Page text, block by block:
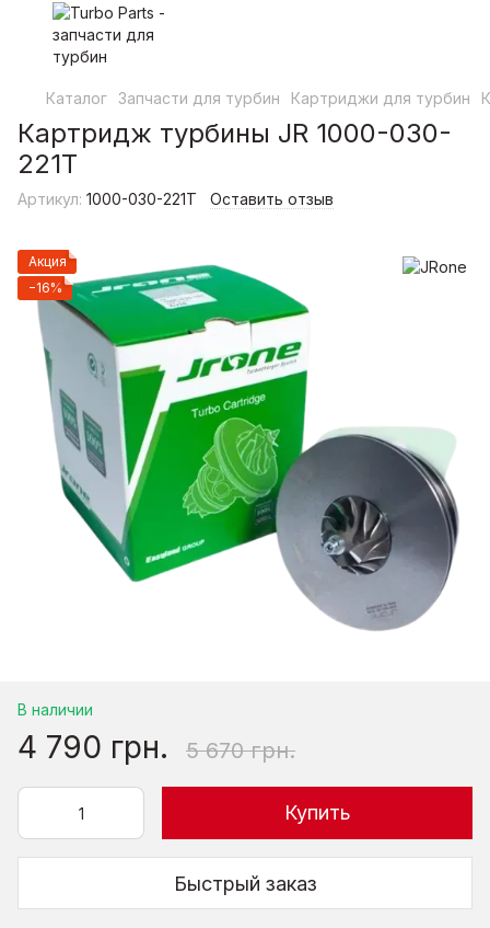
Каталог Запчасти для турбин Картриджи для турбин
Картридж турбины JR 1000-030-
221T
Артикул: 1000-030-221T Оставить отзыв
Акция
−16%
В наличии
4 790 грн. 5 670 грн.
Купить
Быстрый заказ